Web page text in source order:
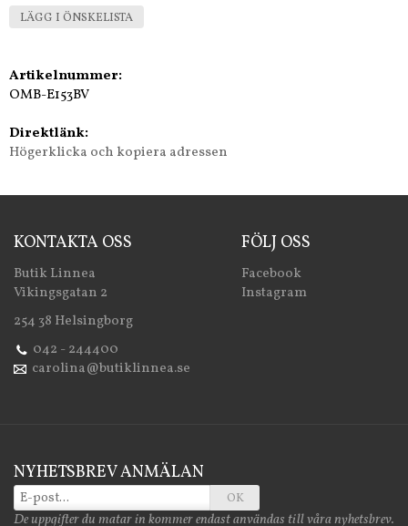
LÄGG I ÖNSKELISTA
Artikelnummer:
OMB-E153BV
Direktlänk:
Högerklicka och kopiera adressen
KONTAKTA OSS
Butik Linnea
Vikingsgatan 2
254 38 Helsingborg
042 - 244400
carolina@butiklinnea.se
FÖLJ OSS
Facebook
Instagram
NYHETSBREV ANMÄLAN
OK
De uppgifter du matar in kommer endast användas till våra nyhetsbrev.